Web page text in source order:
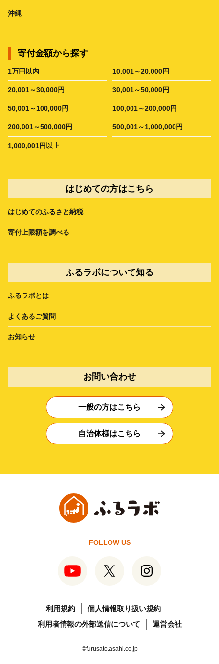
沖縄
寄付金額から探す
1万円以内 10,001～20,000円
20,001～30,000円 30,001～50,000円
50,001～100,000円 100,001～200,000円
200,001～500,000円 500,001～1,000,000円
1,000,001円以上
はじめての方はこちら
はじめてのふるさと納税
寄付上限額を調べる
ふるラボについて知る
ふるラボとは
よくあるご質問
お知らせ
お問い合わせ
一般の方はこちら
自治体様はこちら
FOLLOW US
利用規約
個人情報取り扱い規約
利用者情報の外部送信について
運営会社
©furusato.asahi.co.jp